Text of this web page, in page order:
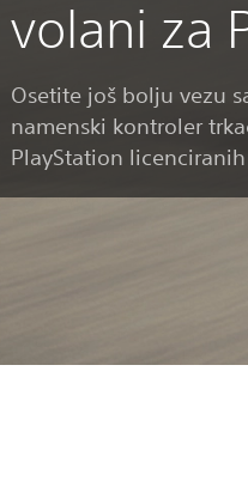
volani za
Osetite još bolju vezu
namenski kontroler
PlayStation